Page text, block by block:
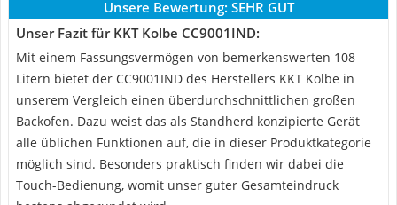
Unsere Bewertung: SEHR GUT
Unser Fazit für KKT Kolbe CC9001IND:
Mit einem Fassungsvermögen von bemerkenswerten 108
Litern bietet der CC9001IND des Herstellers KKT Kolbe in
unserem Vergleich einen überdurchschnittlichen großen
Backofen. Dazu weist das als Standherd konzipierte Gerät
alle üblichen Funktionen auf, die in dieser Produktkategorie
möglich sind. Besonders praktisch finden wir dabei die
Touch-Bedienung, womit unser guter Gesamteindruck